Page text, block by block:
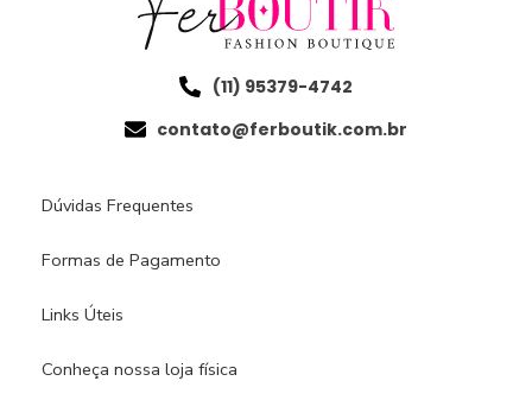
(11) 95379-4742
contato@ferboutik.com.br
Dúvidas Frequentes
Formas de Pagamento
Links Úteis
Conheça nossa loja física​